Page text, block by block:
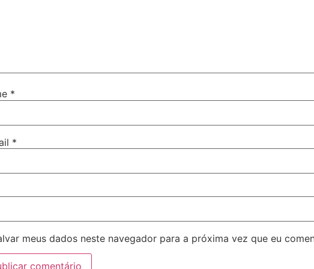
*
*
meus dados neste navegador para a próxima vez que eu